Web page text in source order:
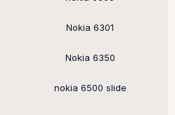
Nokia 6301
Nokia 6350
nokia 6500 slide